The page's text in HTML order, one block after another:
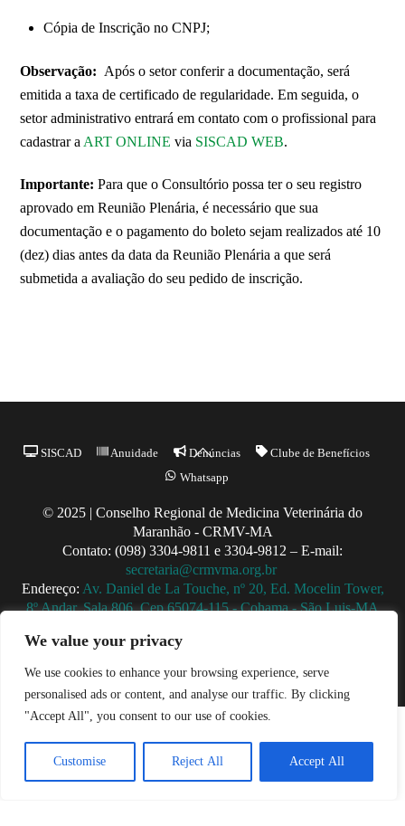
We value your privacy
We use cookies to enhance your browsing experience, serve
personalised ads or content, and analyse our traffic. By clicking
"Accept All", you consent to our use of cookies.
Customise Reject All Accept All
Cópia de Inscrição no CNPJ;
Observação:Após o setor conferir a documentação, será
emitida a taxa de certificado de regularidade. Em seguida, o
setor administrativo entrará em contato com o profissional para
cadastrar aART ONLINE via SISCAD WEB.
Importante: Para que o Consultório possa ter o seu registro
aprovado em Reunião Plenária, é necessário que sua
documentação e o pagamento do boleto sejam realizados até 10
(dez) dias antes da data da Reunião Plenária a que será
submetida a avaliação do seu pedido de inscrição.
Back
To
SISCAD Anuidade Denúncias
Clube de Benefícios
Whatsapp
© 2025 | Conselho Regional de Medicina Veterinária do
Maranhão - CRMV-MA
Contato: (098) 3304-9811 e 3304-9812 – E-mail:
secretaria@crmvma.org.br
Endereço: Av. Daniel de La Touche, nº 20, Ed. Mocelin Tower,
8º Andar, Sala 806, Cep 65074-115 - Cohama - São Luis-MA